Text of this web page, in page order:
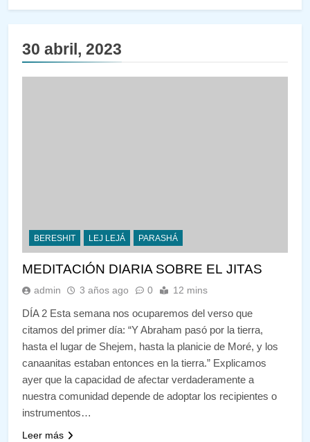
30 abril, 2023
BERESHIT LEJ LEJÁ PARASHÁ
MEDITACIÓN DIARIA SOBRE EL JITAS
admin 3 años ago 0 12 mins
DÍA 2 Esta semana nos ocuparemos del verso que
citamos del primer día: “Y Abraham pasó por la tierra,
hasta el lugar de Shejem, hasta la planicie de Moré, y los
canaanitas estaban entonces en la tierra.” Explicamos
ayer que la capacidad de afectar verdaderamente a
nuestra comunidad depende de adoptar los recipientes o
instrumentos…
Leer más